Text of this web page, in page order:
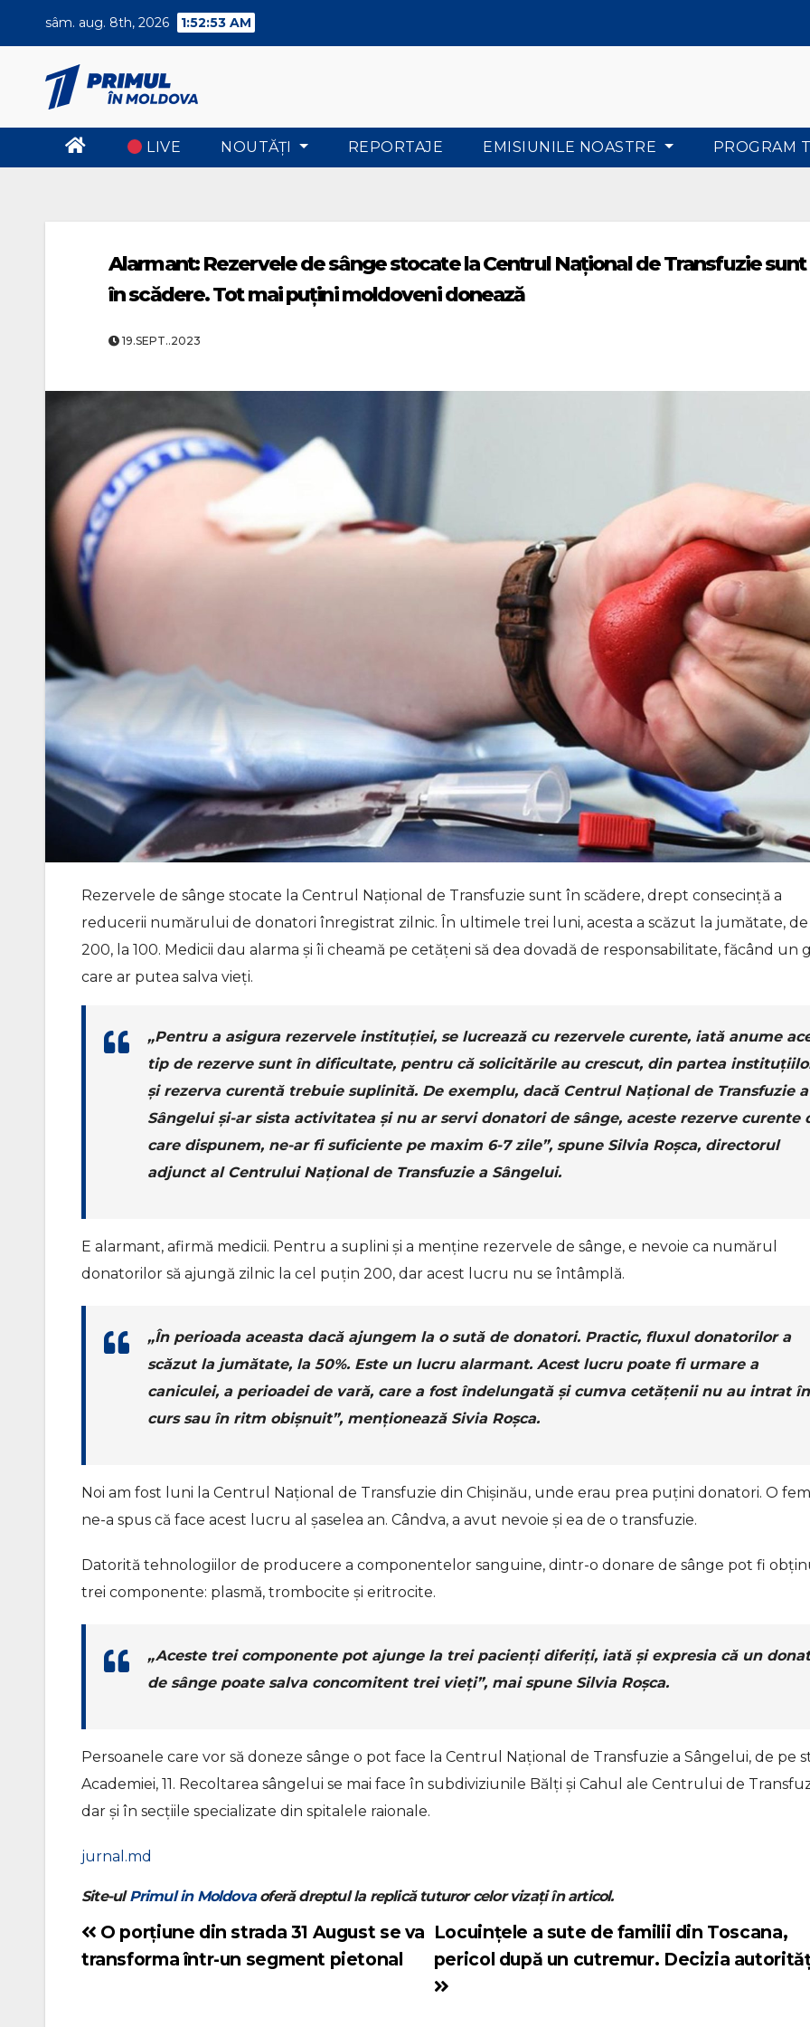
sâm. aug. 8th, 2026 1:52:54 AM
LIVE NOUTĂŢI REPORTAJE EMISIUNILE NOASTRE PROGRAM
Alarmant: Rezervele de sânge stocate la Centrul Național de Transfuzie sunt
în scădere. Tot mai puțini moldoveni donează
19.SEPT..2023
Rezervele de sânge stocate la Centrul Național de Transfuzie sunt în scădere, drept consecință a
reducerii numărului de donatori înregistrat zilnic. În ultimele trei luni, acesta a scăzut la jumătate, de
200, la 100. Medicii dau alarma și îi cheamă pe cetățeni să dea dovadă de responsabilitate, făcând un
care ar putea salva vieți.
„Pentru a asigura rezervele instituției, se lucrează cu rezervele curente, iată anume
tip de rezerve sunt în dificultate, pentru că solicitările au crescut, din partea
și rezerva curentă trebuie suplinită. De exemplu, dacă Centrul Național de Transfuzie a
Sângelui și-ar sista activitatea și nu ar servi donatori de sânge, aceste rezerve curente
care dispunem, ne-ar fi suficiente pe maxim 6-7 zile”, spune Silvia Roșca, directorul
adjunct al Centrului Național de Transfuzie a Sângelui.
E alarmant, afirmă medicii. Pentru a suplini și a menține rezervele de sânge, e nevoie ca numărul
donatorilor să ajungă zilnic la cel puțin 200, dar acest lucru nu se întâmplă.
„În perioada aceasta dacă ajungem la o sută de donatori. Practic, fluxul donatorilor a
scăzut la jumătate, la 50%. Este un lucru alarmant. Acest lucru poate fi urmare a
caniculei, a perioadei de vară, care a fost îndelungată și cumva cetățenii nu au intrat în
curs sau în ritm obișnuit”, menționează Sivia Roșca.
Noi am fost luni la Centrul Național de Transfuzie din Chișinău, unde erau prea puțini donatori. O
ne-a spus că face acest lucru al șaselea an. Cândva, a avut nevoie și ea de o transfuzie.
Datorită tehnologiilor de producere a componentelor sanguine, dintr-o donare de sânge pot fi
trei componente: plasmă, trombocite și eritrocite.
„Aceste trei componente pot ajunge la trei pacienți diferiți, iată și expresia că un
de sânge poate salva concomitent trei vieți”, mai spune Silvia Roșca.
Persoanele care vor să doneze sânge o pot face la Centrul Național de Transfuzie a Sângelui, de pe
Academiei, 11. Recoltarea sângelui se mai face în subdiviziunile Bălți și Cahul ale Centrului de
dar și în secțiile specializate din spitalele raionale.
jurnal.md
Site-ulPrimul in Moldovaoferă dreptul la replică tuturor celor vizați în articol.
Navigare
în
Locuințele a sute de familii din Toscana,
pericol după un cutremur. Decizia
O porțiune din strada 31 August se va
transforma într-un segment pietonal